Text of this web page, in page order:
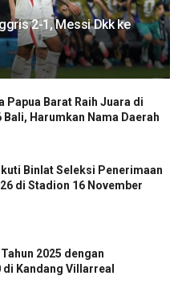
2-1, Messi Dkk ke
Papua Barat Raih Juara di
Bali, Harumkan Nama Daerah
Binlat Seleksi Penerimaan
di Stadion 16 November
2025 dengan
di Kandang Villarreal